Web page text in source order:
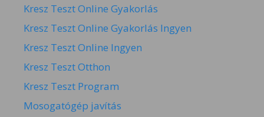
Kresz Teszt Online Gyakorlás
Kresz Teszt Online Gyakorlás Ingyen
Kresz Teszt Online Ingyen
Kresz Teszt Otthon
Kresz Teszt Program
Mosogatógép javítás